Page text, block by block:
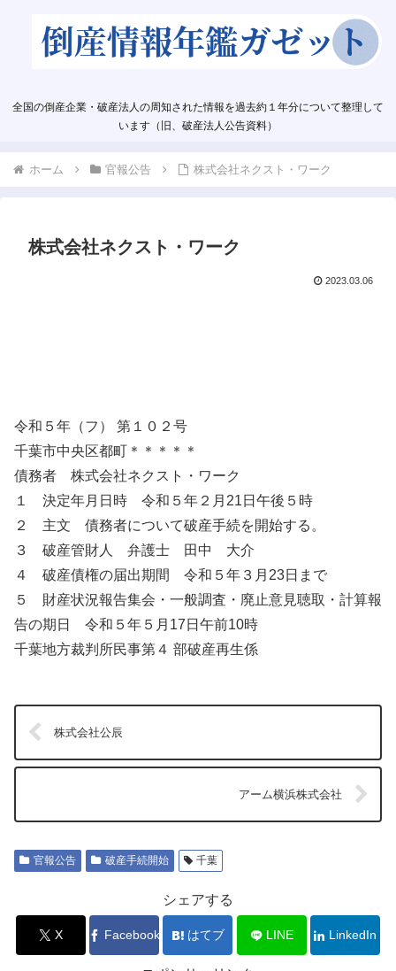
全国の倒産企業・破産法人の周知された情報を過去約１年分について整理して
います（旧、破産法人公告資料）
ホーム 官報公告 株式会社ネクスト・ワーク
株式会社ネクスト・ワーク
2023.03.06
令和５年（フ） 第１０２号
千葉市中央区都町＊＊＊＊＊
債務者 株式会社ネクスト・ワーク
１ 決定年月日時 令和５年２月21日午後５時
２ 主文 債務者について破産手続を開始する。
３ 破産管財人 弁護士 田中 大介
４ 破産債権の届出期間 令和５年３月23日まで
５ 財産状況報告集会・一般調査・廃止意見聴取・計算報
告の期日 令和５年５月17日午前10時
千葉地方裁判所民事第４ 部破産再生係
株式会社公辰
アーム横浜株式会社
官報公告 破産手続開始 千葉
シェアする
X Facebook はてブ LINE LinkedIn